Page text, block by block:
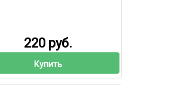
220 руб.
Купить